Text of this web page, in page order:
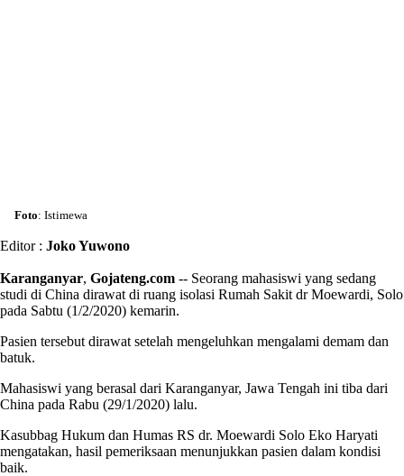
Foto: Istimewa
Editor : Joko Yuwono
Karanganyar, Gojateng.com -- Seorang mahasiswi yang sedang
studi di China dirawat di ruang isolasi Rumah Sakit dr Moewardi, Solo
pada Sabtu (1/2/2020) kemarin.
Pasien tersebut dirawat setelah mengeluhkan mengalami demam dan
batuk.
Mahasiswi yang berasal dari Karanganyar, Jawa Tengah ini tiba dari
China pada Rabu (29/1/2020) lalu.
Kasubbag Hukum dan Humas RS dr. Moewardi Solo Eko Haryati
mengatakan, hasil pemeriksaan menunjukkan pasien dalam kondisi
baik.